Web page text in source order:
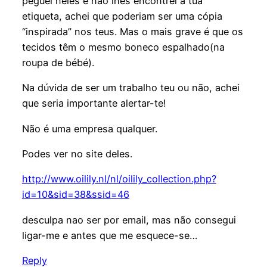
etiqueta, achei que poderiam ser uma cópia
“inspirada” nos teus. Mas o mais grave é que os
tecidos têm o mesmo boneco espalhado(na
roupa de bébé).
Na dúvida de ser um trabalho teu ou não, achei
que seria importante alertar-te!
Não é uma empresa qualquer.
Podes ver no site deles.
http://www.oilily.nl/nl/oilily_collection.php?
id=10&sid=38&ssid=46
desculpa nao ser por email, mas não consegui
ligar-me e antes que me esquece-se…
Reply